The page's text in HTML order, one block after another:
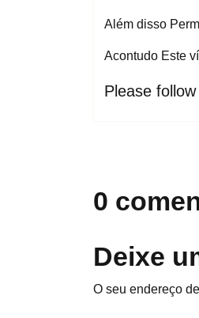
Além disso
Acontudo Este
Please
0
Deixe
O seu endereço